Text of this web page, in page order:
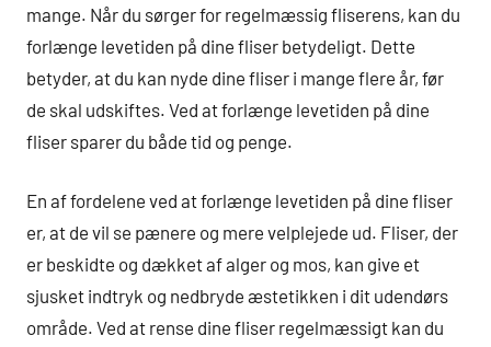
mange. Når du sørger for regelmæssig fliserens, kan du
forlænge levetiden på dine fliser betydeligt. Dette
betyder, at du kan nyde dine fliser i mange flere år, før
de skal udskiftes. Ved at forlænge levetiden på dine
fliser sparer du både tid og penge.
En af fordelene ved at forlænge levetiden på dine fliser
er, at de vil se pænere og mere velplejede ud. Fliser, der
er beskidte og dækket af alger og mos, kan give et
sjusket indtryk og nedbryde æstetikken i dit udendørs
område. Ved at rense dine fliser regelmæssigt kan du